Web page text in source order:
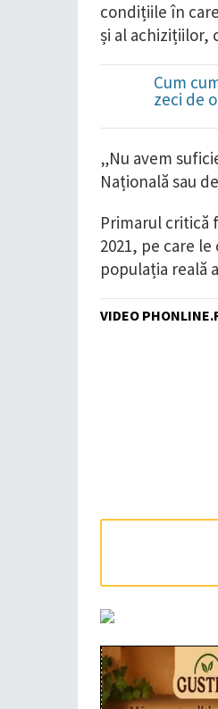
condițiile în
și al achizițiilor,
Cum
zeci de
„Nu avem
Națională sau
Primarul critică
2021, pe care
populația reală
VIDEO